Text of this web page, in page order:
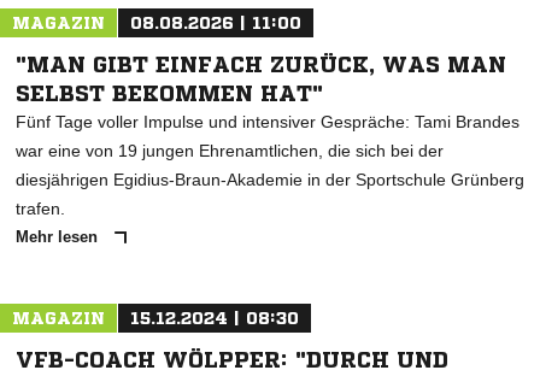
MAGAZIN 08.08.2026 | 11:00
"MAN GIBT EINFACH ZURÜCK, WAS MAN
SELBST BEKOMMEN HAT"
Fünf Tage voller Impulse und intensiver Gespräche: Tami Brandes
war eine von 19 jungen Ehrenamtlichen, die sich bei der
diesjährigen Egidius-Braun-Akademie in der Sportschule Grünberg
trafen.
Mehr lesen
MAGAZIN 15.12.2024 | 08:30
VFB-COACH WÖLPPER: "DURCH UND